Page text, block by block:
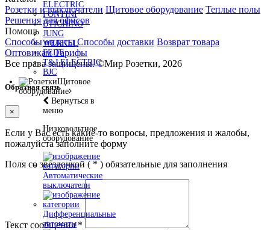
ELECTRIC
FONTINI
BTICHINO
JUNG
WERKEL
FEDE
T&J ELECTRIC
BJC
Щитовое
оборудование
Вернуться в
меню
Низковольтное
оборудование
Автоматические
выключатели
Дифференциальные
автоматы
Розетки и выключатели Щитовое оборудование Теплые полы
Решения для офисов
Помощь
Способы оплаты Способы доставки Возврат товара
Оптовикам Тарифы
Все права защищены.©Мир Розетки, 2026
Обратная связь
×
Если у Вас есть какие-то вопросы, предложения и жалобы,
пожалуйста заполните форму
Поля со звездочкой ( * ) обязательные для заполнения
Текст сообщения*